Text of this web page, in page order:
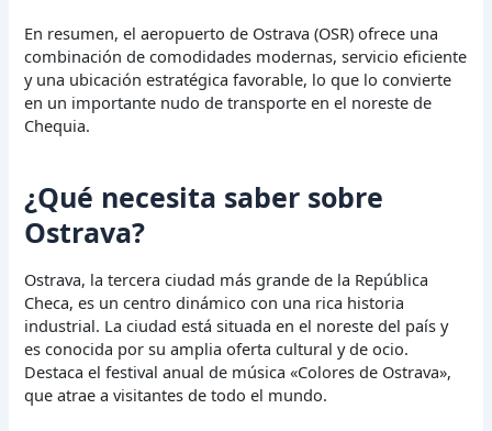
En resumen, el aeropuerto de Ostrava (OSR) ofrece una
combinación de comodidades modernas, servicio eficiente
y una ubicación estratégica favorable, lo que lo convierte
en un importante nudo de transporte en el noreste de
Chequia.
¿Qué necesita saber sobre
Ostrava?
Ostrava, la tercera ciudad más grande de la República
Checa, es un centro dinámico con una rica historia
industrial. La ciudad está situada en el noreste del país y
es conocida por su amplia oferta cultural y de ocio.
Destaca el festival anual de música «Colores de Ostrava»,
que atrae a visitantes de todo el mundo.